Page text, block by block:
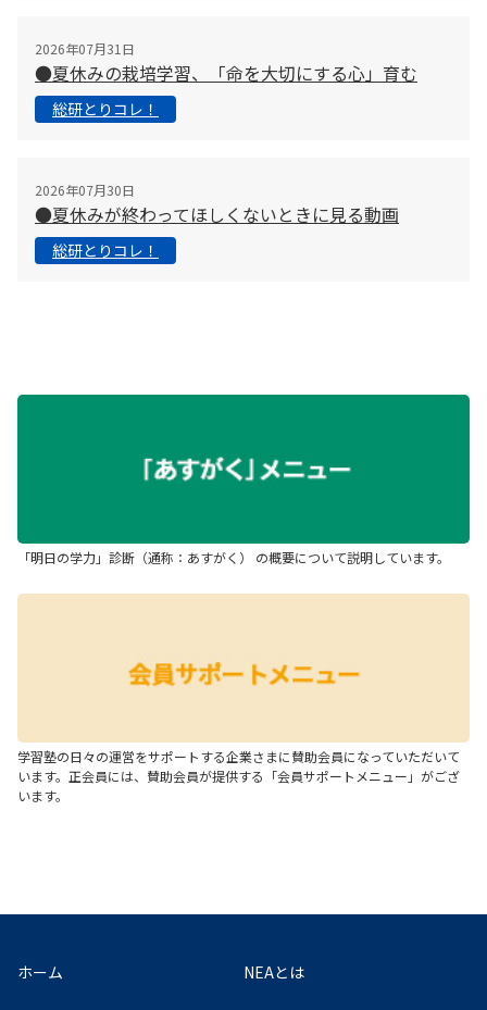
2026年07月31日
●夏休みの栽培学習、「命を大切にする心」育む
総研とりコレ！
2026年07月30日
●夏休みが終わってほしくないときに見る動画
総研とりコレ！
「明日の学力」診断（通称：あすがく） の概要について説明しています。
学習塾の日々の運営をサポートする企業さまに賛助会員になっていただいて
います。正会員には、賛助会員が提供する「会員サポートメニュー」がござ
います。
ホーム NEAとは